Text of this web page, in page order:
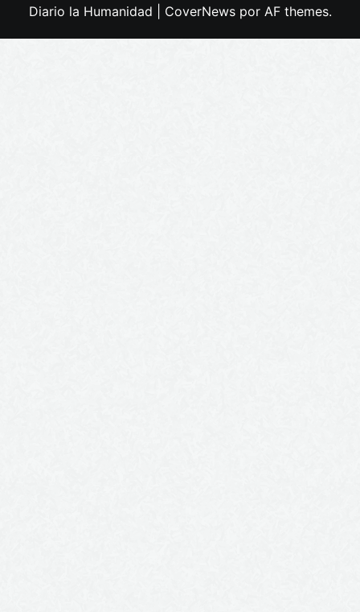
Diario la Humanidad
CoverNewspor AF themes.